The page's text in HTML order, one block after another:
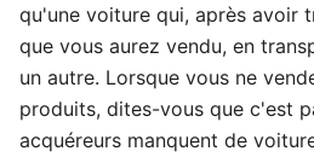
qu'une voiture qui, après avoir
que vous aurez vendu, en
un autre. Lorsque vous ne
produits, dites-vous que c'est
acquéreurs manquent de